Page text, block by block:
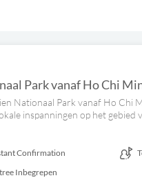
Park vanaf Ho Chi
Nationaal Park vanaf Ho Chi
inspanningen op het gebied
Confirmation
Inbegrepen